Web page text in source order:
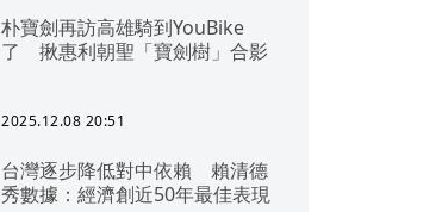
朴寶劍再訪高雄騎到YouBike
了 揪惠利朝聖「寶劍樹」合影
2025.12.08 20:51
台灣逐步降低對中依賴 賴清德
秀數據：經濟創近50年最佳表現